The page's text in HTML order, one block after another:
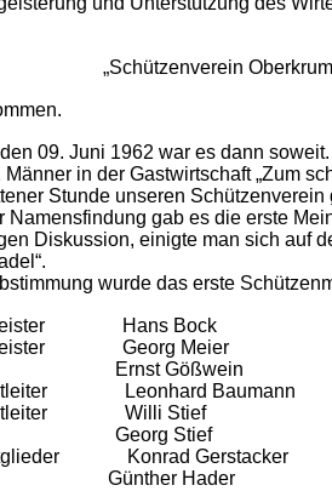
„Schützenverein
09. Juni 1962 war es dann
in der Gastwirtschaft „Zum
Stunde unseren Schützenverein
Namensfindung gab es die erste
Diskussion, einigte man sich auf
wurde das erste
Hans Bock
Georg Meier
Ernst Gößwein
Leonhard Baumann
Willi Stief
Georg Stief
Konrad Gerstacker
Hader